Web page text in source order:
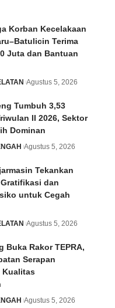
Korban Kecelakaan
Terima
Juta dan Bantuan
Agustus 5, 2026
Tumbuh 3,53
II 2026, Sektor
Dominan
Agustus 5, 2026
Tekankan
dan
untuk Cegah
Agustus 5, 2026
Buka Rakor TEPRA,
Serapan
Kualitas
Agustus 5, 2026